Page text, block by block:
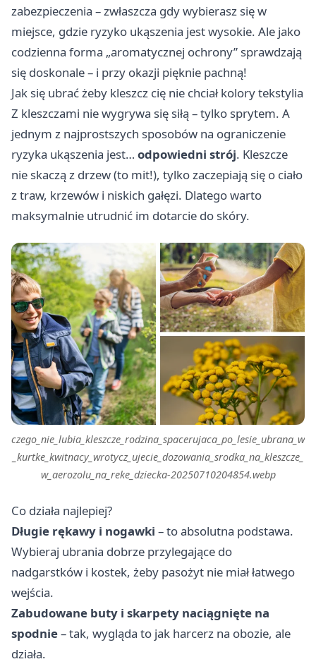
zabezpieczenia – zwłaszcza gdy wybierasz się w
miejsce, gdzie ryzyko ukąszenia jest wysokie. Ale jako
codzienna forma „aromatycznej ochrony” sprawdzają
się doskonale – i przy okazji pięknie pachną!
Jak się ubrać żeby kleszcz cię nie chciał kolory tekstylia
Z kleszczami nie wygrywa się siłą – tylko sprytem. A
jednym z najprostszych sposobów na ograniczenie
ryzyka ukąszenia jest… odpowiedni strój. Kleszcze
nie skaczą z drzew (to mit!), tylko zaczepiają się o ciało
z traw, krzewów i niskich gałęzi. Dlatego warto
maksymalnie utrudnić im dotarcie do skóry.
czego_nie_lubia_kleszcze_rodzina_spacerujaca_po_lesie_ubrana_w
_kurtke_kwitnacy_wrotycz_ujecie_dozowania_srodka_na_kleszcze_
w_aerozolu_na_reke_dziecka-20250710204854.webp
Co działa najlepiej?
Długie rękawy i nogawki – to absolutna podstawa.
Wybieraj ubrania dobrze przylegające do
nadgarstków i kostek, żeby pasożyt nie miał łatwego
wejścia.
Zabudowane buty i skarpety naciągnięte na
spodnie– tak, wygląda to jak harcerz na obozie, ale
działa.